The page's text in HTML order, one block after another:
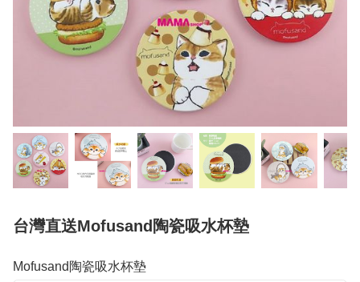
台灣直送Mofusand陶瓷吸水杯墊
Mofusand陶瓷吸水杯墊